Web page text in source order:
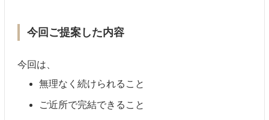
今回ご提案した内容
今回は、
無理なく続けられること
ご近所で完結できること